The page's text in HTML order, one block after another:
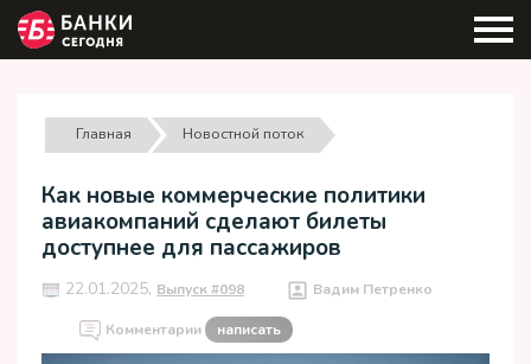
Главная Новостной поток
Как новые коммерческие политики
авиакомпаний сделают билеты
доступнее для пассажиров
22.01.2025, Выпуск #098 Вадим Петренко
Комментарии написать